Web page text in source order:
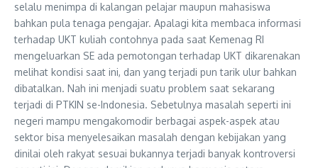
selalu menimpa di kalangan pelajar maupun mahasiswa
bahkan pula tenaga pengajar. Apalagi kita membaca informasi
terhadap UKT kuliah contohnya pada saat Kemenag RI
mengeluarkan SE ada pemotongan terhadap UKT dikarenakan
melihat kondisi saat ini, dan yang terjadi pun tarik ulur bahkan
dibatalkan. Nah ini menjadi suatu problem saat sekarang
terjadi di PTKIN se-Indonesia. Sebetulnya masalah seperti ini
negeri mampu mengakomodir berbagai aspek-aspek atau
sektor bisa menyelesaikan masalah dengan kebijakan yang
dinilai oleh rakyat sesuai bukannya terjadi banyak kontroversi